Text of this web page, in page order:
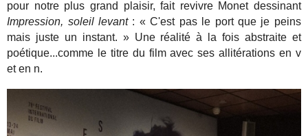
pour notre plus grand plaisir, fait revivre Monet dessinant
Impression, soleil levant : « C'est pas le port que je peins
mais juste un instant. » Une réalité à la fois abstraite et
poétique...comme le titre du film avec ses allitérations en v
et en n.